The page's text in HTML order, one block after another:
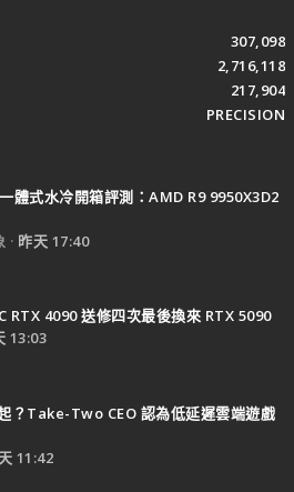
307,098
2,716,118
217,904
PRECISION
體式水冷開箱評測：AMD R9 9950X3D2
昨天 17:40
RTX 4090 送修四次最後換來 RTX 5090
13:03
？Take-Two CEO 認為低延遲雲端遊戲
11:42